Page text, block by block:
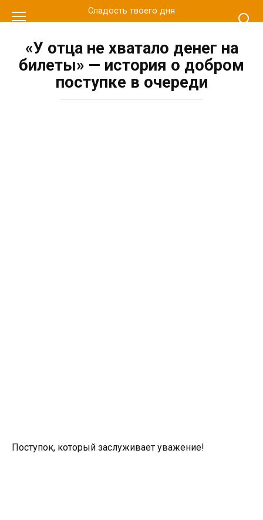
к
Сладость твоего дня
«У отца не хватало денег на
билеты» — история о добром
поступке в очереди
Поступок, который заслуживает уважение!